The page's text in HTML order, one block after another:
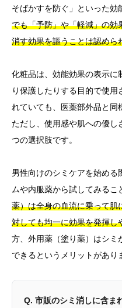
そばかすを防ぐ」といった効
でも「予防」や「軽減」の効
消す効果を謳うことは認めら
化粧品は、効能効果の表示に
り保護したりする目的で使用
れていても、医薬部外品と同
ただし、使用感や肌への優
つの選択肢です。
男性向けのシミケアを始める
ムや内服薬から試してみるこ
薬）は全身の血流に乗って肌
対しても均一に効果を発揮し
方、外用薬（塗り薬）はシミ
できるというメリットがあり
Q. 市販のシミ消しに含ま